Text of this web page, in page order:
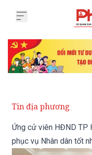
Tin địa phương
Ứng cử viên HĐND TP
phục vụ Nhân dân tốt